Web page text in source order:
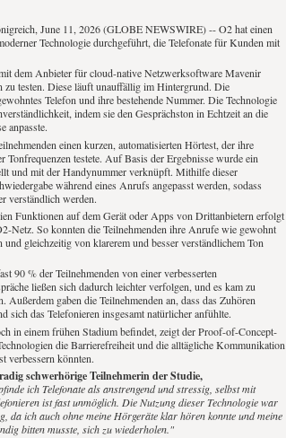
June 11, 2026 (GLOBE NEWSWIRE) -- O2 hat einen
Technologie durchgeführt, die Telefonate für Kunden mit
dem Anbieter für cloud-native Netzwerksoftware Mavenir
zu testen. Diese läuft unauffällig im Hintergrund. Die
Telefon und ihre bestehende Nummer. Die Technologie
indem sie den Gesprächston in Echtzeit an die
anpasste.
einen kurzen, automatisierten Hörtest, der ihre
Tonfrequenzen testete. Auf Basis der Ergebnisse wurde ein
und mit der Handynummer verknüpft. Mithilfe dieser
während eines Anrufs angepasst werden, sodass
verständlich werden.
Funktionen auf dem Gerät oder Apps von Drittanbietern erfolgt
Netz. So konnten die Teilnehmenden ihre Anrufe wie gewohnt
und gleichzeitig von klarerem und besser verständlichem Ton
90 % der Teilnehmenden von einer verbesserten
ließen sich dadurch leichter verfolgen, und es kam zu
Außerdem gaben die Teilnehmenden an, dass das Zuhören
sich das Telefonieren insgesamt natürlicher anfühlte.
in einem frühen Stadium befindet, zeigt der Proof-of-Concept-
die Barrierefreiheit und die alltägliche Kommunikation
verbessern könnten.
schwerhörige Teilnehmerin der Studie,
ich Telefonate als anstrengend und stressig, selbst mit
ist fast unmöglich. Die Nutzung dieser Technologie war
da ich auch ohne meine Hörgeräte klar hören konnte und meine
bitten musste, sich zu wiederholen."